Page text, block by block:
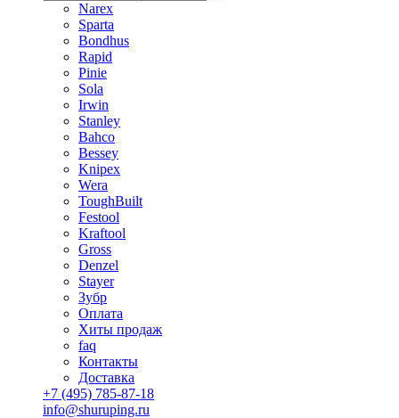
Narex
Sparta
Bondhus
Rapid
Pinie
Sola
Irwin
Stanley
Bahco
Bessey
Knipex
Wera
ToughBuilt
Festool
Kraftool
Gross
Denzel
Stayer
Зубр
Оплата
Хиты продаж
faq
Контакты
Доставка
+7 (495) 785-87-18
info@shuruping.ru